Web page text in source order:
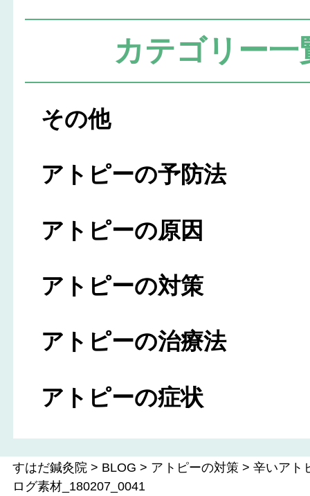
カテゴリー一
その他
アトピーの予防法
アトピーの原因
アトピーの対策
アトピーの治療法
アトピーの症状
すはだ鍼灸院 > BLOG > アトピーの対策 >辛いアト
ログ素材_180207_0041